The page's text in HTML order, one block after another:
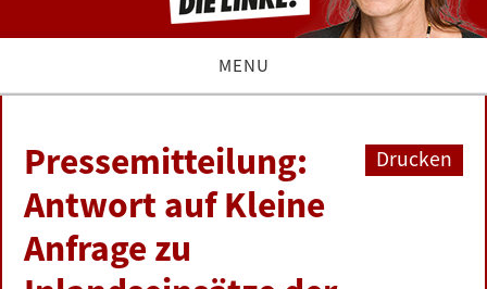
MENU
BUNDESTAG
PRESSE
Drucken
Pressemitteilung:
Antwort auf Kleine
Anfrage zu